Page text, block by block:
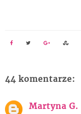
44 komentarze:
Martyna G.